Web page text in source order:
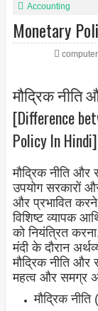
Accounting
Monetary
मौद्रिक नीति
[Difference
Policy In Hindi]
मौद्रिक नीति और
उपयोग सरकारों
और प्रभावित करने
विशिष्ट व्यापक
को नियंत्रित
मंदी के दौरान
मौद्रिक नीति और
महत्व और समग्र
मौद्रिक